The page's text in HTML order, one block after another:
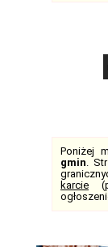
Poniżej
gmin.
karcie